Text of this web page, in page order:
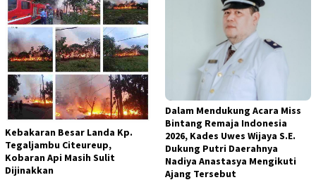
Kebakaran Besar Landa Kp.
Tegaljambu Citeureup,
Kobaran Api Masih Sulit
Dijinakkan
Dalam Mendukung Acara Miss
Bintang Remaja Indonesia
2026, Kades Uwes Wijaya S.E.
Dukung Putri Daerahnya
Nadiya Anastasya Mengikuti
Ajang Tersebut